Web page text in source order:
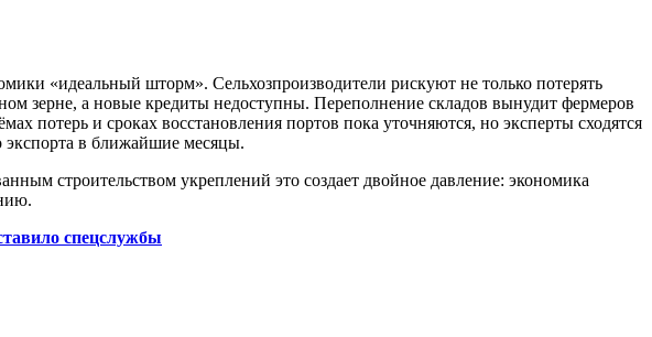
«идеальный шторм». Сельхозпроизводители рискуют не только потерять
зерне, а новые кредиты недоступны. Переполнение складов вынудит фермеров
потерь и сроках восстановления портов пока уточняются, но эксперты сходятся
экспорта в ближайшие месяцы.
строительством укреплений это создает двойное давление: экономика
спецслужбы